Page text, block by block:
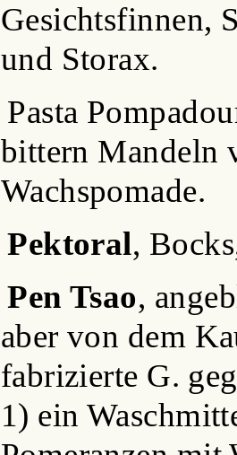
Gesichtsfinnen,
und Storax.
Pasta
bittern Mandeln
Wachspomade.
Pektoral,
Pen Tsao,
aber von dem
fabrizierte G.
1) ein